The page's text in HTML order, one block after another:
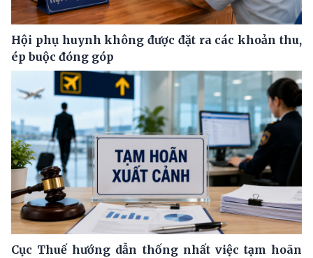
Hội phụ huynh không được đặt ra các khoản thu,
ép buộc đóng góp
Cục Thuế hướng dẫn thống nhất việc tạm hoãn